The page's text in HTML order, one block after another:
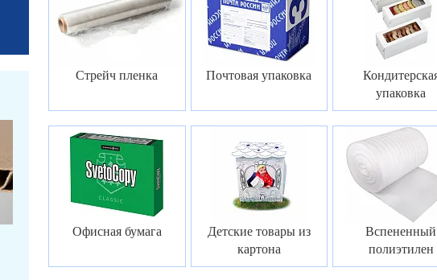
Стрейч пленка Почтовая упаковка
упаковка
Офисная бумага
Детские товары из
картона
Вспененный
полиэтилен